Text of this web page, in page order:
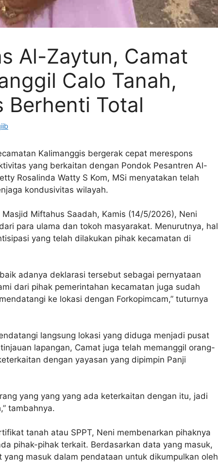
Al-Zaytun, Camat
Calo Tanah,
Berhenti Total
Kalimanggis bergerak cepat merespons
yang berkaitan dengan Pondok Pesantren Al-
Rosalinda Watty S Kom, MSi menyatakan telah
kondusivitas wilayah.
Miftahus Saadah, Kamis (14/5/2026), Neni
para ulama dan tokoh masyarakat. Menurutnya, hal
yang telah dilakukan pihak kecamatan di
adanya deklarasi tersebut sebagai pernyataan
dari pihak pemerintahan kecamatan juga sudah
ke lokasi dengan Forkopimcam,” tuturnya
langsung lokasi yang diduga menjadi pusat
lapangan, Camat juga telah memanggil orang-
dengan yayasan yang dipimpin Panji
yang yang yang ada keterkaitan dengan itu, jadi
tambahnya.
tanah atau SPPT, Neni membenarkan pihaknya
pihak-pihak terkait. Berdasarkan data yang masuk,
masuk dalam pendataan untuk dikumpulkan oleh